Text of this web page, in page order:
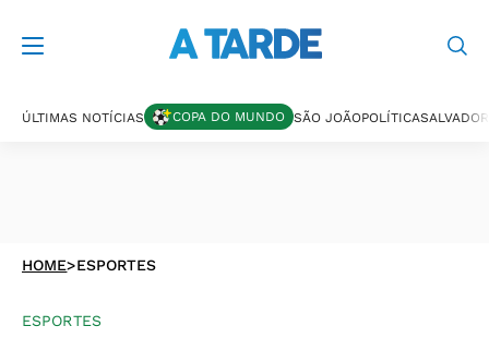
ÚLTIMAS NOTÍCIAS COPA DO MUNDO SÃO JOÃOPOLÍTICASALVADOR
HOME>ESPORTES
ESPORTES